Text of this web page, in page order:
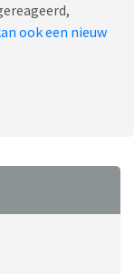
ook een nieuw